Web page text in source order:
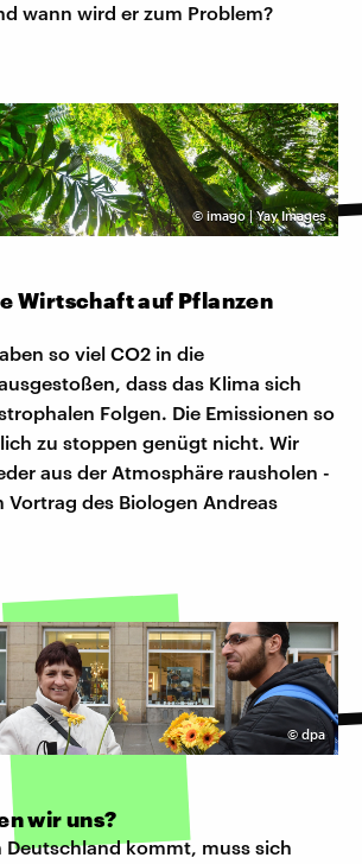
wann wird er zum Problem?
©imago | Yay Images
Wirtschaft auf Pflanzen
so viel CO2 in die
dass das Klima sich
Folgen. Die Emissionen so
zu stoppen genügt nicht. Wir
aus der Atmosphäre rausholen -
Vortrag des Biologen Andreas
©dpa
wir uns?
Deutschland kommt, muss sich